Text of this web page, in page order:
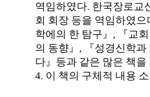
역임하였다. 한국장로교
회 회장 등을 역임하였
학에의 한 탐구』, 『교
의 동향』, 『성경신학
다』등과 같은 많은 책을
4. 이 책의 구체적 내용